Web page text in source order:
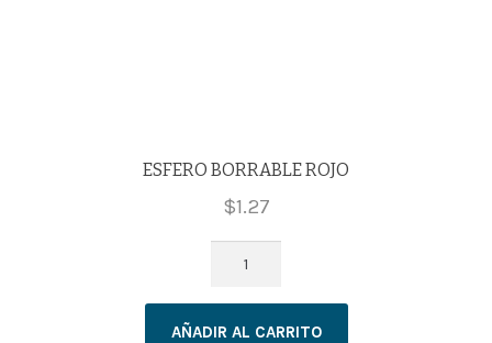
ESFERO BORRABLE ROJO
$1.27
ROJO
cantidad
AÑADIR AL CARRITO